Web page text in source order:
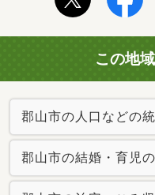
この地
郡山市の人口などの
郡山市の結婚・育児